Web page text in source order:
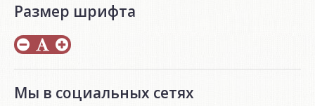
Размер шрифта
Мы в социальных сетях